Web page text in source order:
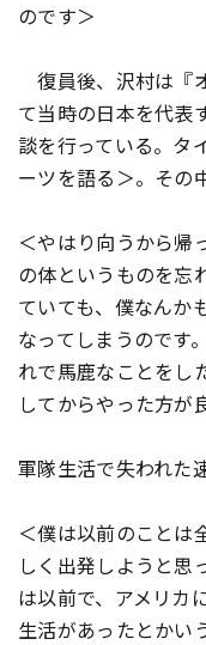
のです＞
復員後、沢村は『
て当時の日本を代表
談を行っている。
ーツを語る＞。その
＜やはり向うから帰
の体というものを忘
ていても、僕なんか
なってしまうのです
れで馬鹿なことをし
してからやった方が
軍隊生活で失われた
＜僕は以前のことは
しく出発しようと思
は以前で、アメリカ
生活があったとかい